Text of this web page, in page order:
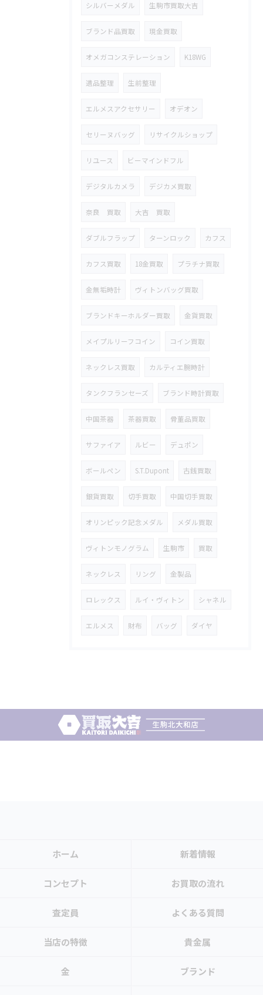
シルバーメダル 生駒市買取大吉
ブランド品買取 現金買取
オメガコンステレーション K18WG
遺品整理 生前整理
エルメスアクセサリー オデオン
セリーヌバッグ リサイクルショップ
リユース ビーマインドフル
デジタルカメラ デジカメ買取
奈良 買取 大吉 買取
ダブルフラップ ターンロック カフス
カフス買取 18金買取 プラチナ買取
金無垢時計 ヴィトンバッグ買取
ブランドキーホルダー買取 金貨買取
メイプルリーフコイン コイン買取
ネックレス買取 カルティエ腕時計
タンクフランセーズ ブランド時計買取
中国茶器 茶器買取 骨董品買取
サファイア ルビー デュポン
ボールペン S.T.Dupont 古銭買取
銀貨買取 切手買取 中国切手買取
オリンピック記念メダル メダル買取
ヴィトンモノグラム 生駒市 買取
ネックレス リング 金製品
ロレックス ルイ・ヴィトン シャネル
エルメス 財布 バッグ ダイヤ
ホーム 新着情報
コンセプト お買取の流れ
査定員 よくある質問
当店の特徴 貴金属
金 ブランド